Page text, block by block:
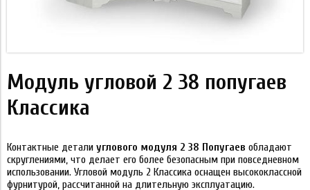
Модуль угловой 2 38 попугаев
Классика
Контактные детали углового модуля 2 38 Попугаев обладают
скруглениями, что делает его более безопасным при повседневном
использовании. Угловой модуль 2 Классика оснащен высококлассной
фурнитурой, рассчитанной на длительную эксплуатацию.